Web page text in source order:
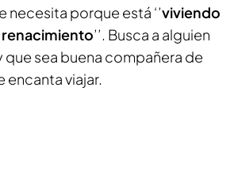
necesita porque está ‘’viviendo
’’. Busca a alguien
que sea buena compañera de
encanta viajar.